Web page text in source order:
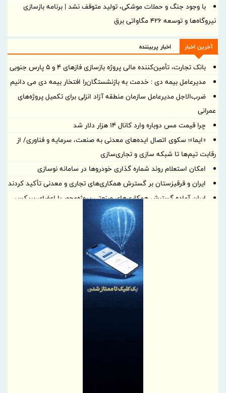
با وجود جنگ و حملات موشکی، تولید متوقف نشد | برنامه بازسازی
نیروگاه‌ها و توسعه ۴۲۶ مگاواتی برق
آخرین اخبار اخبار پربیننده
بانک تجارت، تأمین‌کننده مالی پروژه بازسازی فازهای ۴ و ۵ پارس جنوبی
مدیرعامل بیمه دی : خدمت به بازنشستگان‌را افتخار بیمه دی می دانیم
ضرب‌الاجل مدیرعامل سازمان منطقه آزاد انزلی برای تكمیل پروژه‌های
عمرانی
چرا قیمت مس دوباره وارد کانال ۱۴ هزار دلار شد
«ایما»؛ سکوی اتصال ایده‌های معدنی به صنعت، سرمایه و فناوری/ از
رقابت تیم‌ها تا شبکه سازی و تجاری‌سازی
امکان استعلام روند شماره گذاری خودروها در سامانه نوسازی
ایران و قرقیزستان بر گسترش همکاری‌های تجاری و معدنی تأکید کردند
ایران آماده گسترش همکاری‌های صنعتی پروژه‌محور با اعضای بریکس
بهره گیری حداکثری از ظرفیت موافقتنامه تجارت آزاد ایران و روسیه
معاونت توسعه مدیریت و منابع انسانی منطقه آزاد دوغارون علت
استراتژی اعطای امتیاز خاص جذب سرمایه‌های انسانی بومی در آزمون
استخدامی اخیر را تشریح نمود
گامی بلند به سوی آینده؛ تأسیس «واحد آموزش هوشمند» در منطقه
آزاد تجاری-صنعتی دوغارون برای توانمندسازی کارکنان و مردم